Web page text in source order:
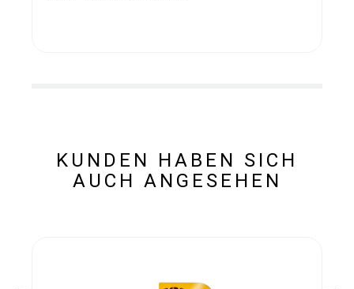
KUNDEN HABEN SICH
AUCH ANGESEHEN